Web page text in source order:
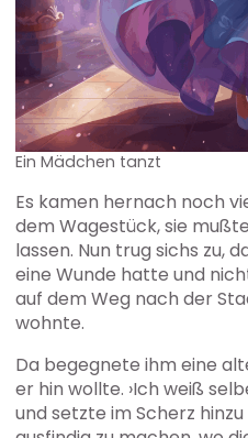
Ein Mädchen tanzt
Es kamen hernach noch
dem Wagestück, sie
lassen. Nun trug sichs zu,
eine Wunde hatte und
auf dem Weg nach der
wohnte.
Da begegnete ihm eine
er hin wollte. ›Ich weiß
und setzte im Scherz